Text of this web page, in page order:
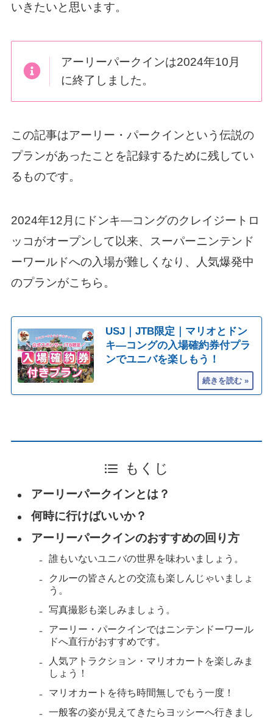
いきたいと思います。
アーリーパークインは2024年10月
に終了しました。
この記事はアーリー・パークインという伝説の
プランがあったことを記録するために残してい
るものです。
2024年12月にドンキ―コングのクレイジートロ
ッコがオープンして以来、スーパーニンテンド
ーワールドへの入場が難しくなり、人気爆発中
のプランがこちら。
USJ｜JTB限定｜マリオとドン
キ―コングの入場確約券付プラ
ンでユニバを楽しもう！
もくじ
アーリーパークインとは？
何時に行けばいいか？
アーリーパークインのおすすめの回り方
誰もいないユニバの世界を味わいましょう。
クルーの皆さんとの交流も楽しんじゃいましょ
う。
写真撮影も楽しみましょう。
アーリー・パークインではニンテンドーワール
ドへ直行がおすすめです。
人気アトラクション・マリオカートを楽しみま
しょう！
マリオカートを待ち時間無しでもう一度！
一般客の姿が見えてきたらヨッシーへ行きまし